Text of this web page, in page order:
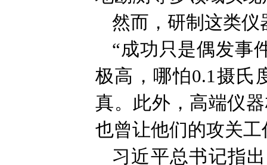
然而，研制这类仪
“成功只是偶发事
极高，哪怕0.1摄氏
真。此外，高端仪
也曾让他们的攻关
习近平总书记指